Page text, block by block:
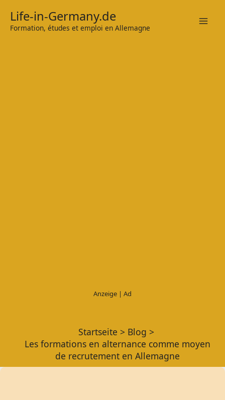
Inhalt
springen
Life-in-Germany.de
Formation, études et emploi en Allemagne
Startseite
Blog
Les formations en alternance comme moyen
de recrutement en Allemagne